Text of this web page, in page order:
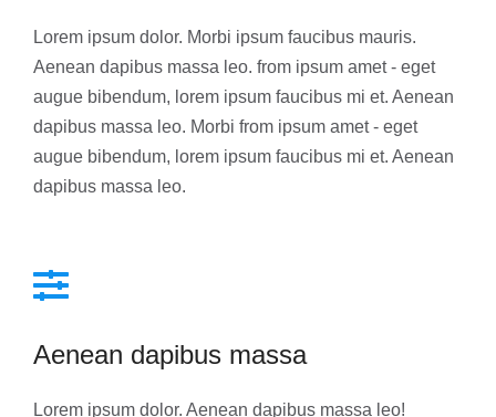
Lorem ipsum dolor. Morbi ipsum faucibus mauris.
Aenean dapibus massa leo. from ipsum amet - eget
augue bibendum, lorem ipsum faucibus mi et. Aenean
dapibus massa leo. Morbi from ipsum amet - eget
augue bibendum, lorem ipsum faucibus mi et. Aenean
dapibus massa leo.
Aenean dapibus massa
Lorem ipsum dolor. Aenean dapibus massa leo!